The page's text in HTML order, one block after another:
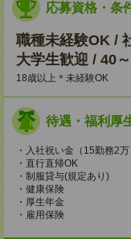
応募資格・条
職種未経験OK /
大学生歓迎 / 40
18歳以上＊未経験OK
待遇・福利厚
・入社祝い金（15勤務2
・直行直帰OK
・制服貸与(規定あり)
・健康保険
・厚生年金
・雇用保険